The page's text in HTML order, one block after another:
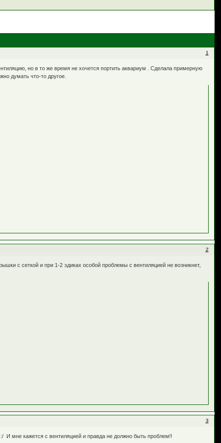
1
но в то же время не хочется портить аквариум . Сделала примерную
думать что-то другое.
2
с сеткой и при 1-2 эдиках особой проблемы с вентиляцией не возникнет,
3
И мне кажется с вентиляцией и правда не должно быть проблем!!